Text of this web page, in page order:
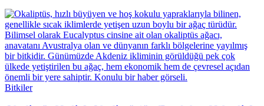
Bitkiler